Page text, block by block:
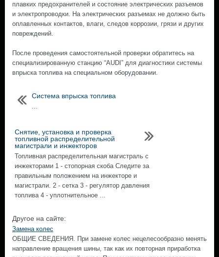
плавких предохранителей и состояние электрических разъемов
и электропроводки. На электрических разъемах не должно быть
оплавленных контактов, влаги, следов коррозии, грязи и других
повреждений.
После проведения самостоятельной проверки обратитесь на
специализированную станцию “AUDI” для диагностики системы
впрыска топлива на специальном оборудовании.
Система впрыска топлива
...
Снятие, установка и проверка
топливной распределительной
магистрали и инжекторов
Топливная распределительная магистраль с
инжекторами 1 - стопорная скоба Следите за
правильным положением на инжекторе и
магистрали. 2 - сетка 3 - регулятор давления
топлива 4 - уплотнительное ...
Другое на сайте:
Замена колес
ОБЩИЕ СВЕДЕНИЯ. При замене колес нецелесообразно менять
направление вращения шины, так как их повторная приработка